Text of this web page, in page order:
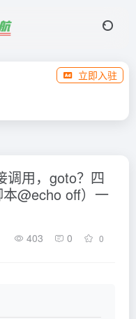
立即入驻
调用，goto？四
@echo off）一
403 0 0